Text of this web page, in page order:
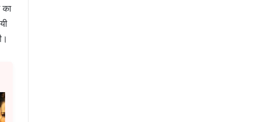
का